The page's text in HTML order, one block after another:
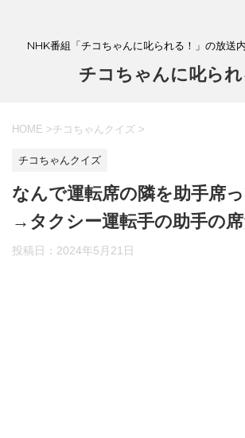
NHK番組「チコちゃんに叱られる！」の放送
チコちゃんに叱られ
HOME >チコちゃんクイズ >
チコちゃんクイズ
なんで運転席の隣を助手席
→タクシー運転手の助手の
投稿日： 2024年5月21日